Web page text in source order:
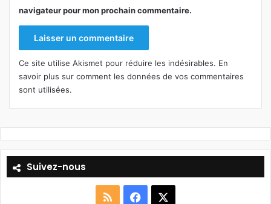
navigateur pour mon prochain commentaire.
Ce site utilise Akismet pour réduire les indésirables. En
savoir plus sur comment les données de vos commentaires
sont utilisées.
Suivez-nous